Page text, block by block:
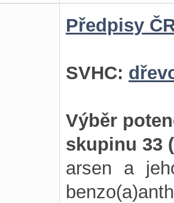
Předpisy
SVHC:
Výběr
skupinu 33
arsen a